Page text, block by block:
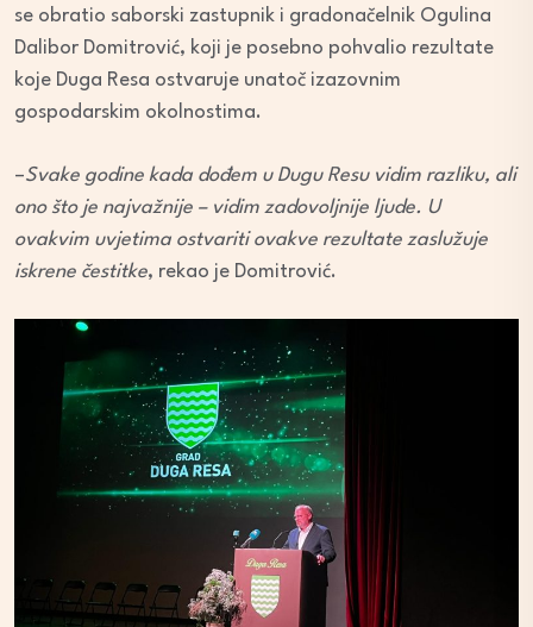
se obratio saborski zastupnik i gradonačelnik Ogulina
Dalibor Domitrović, koji je posebno pohvalio rezultate
koje Duga Resa ostvaruje unatoč izazovnim
gospodarskim okolnostima.
–Svake godine kada dođem u Dugu Resu vidim razliku, ali
ono što je najvažnije – vidim zadovoljnije ljude. U
ovakvim uvjetima ostvariti ovakve rezultate zaslužuje
iskrene čestitke, rekao je Domitrović.